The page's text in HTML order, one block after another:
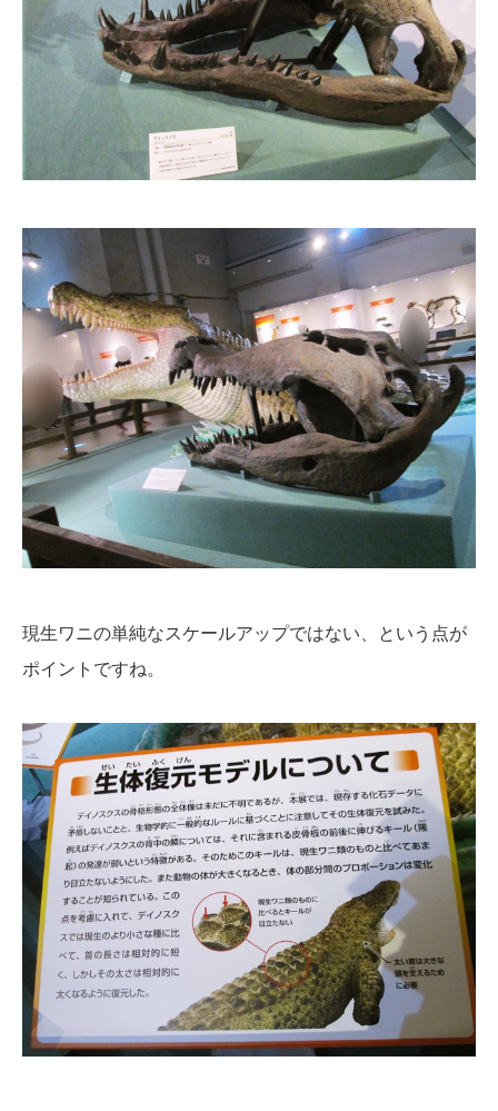
現生ワニの単純なスケールアップではない、という点が
ポイントですね。